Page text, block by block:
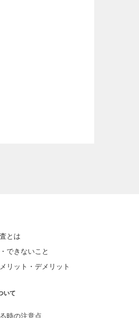
とは
できないこと
リット・デメリット
いて
時の注意点